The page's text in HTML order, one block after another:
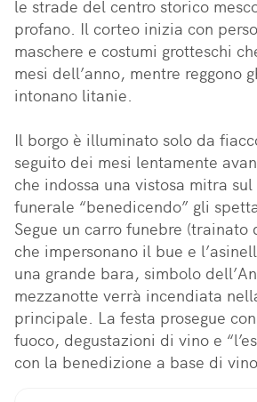
le strade del centro storico
profano. Il corteo inizia con
maschere e costumi grotteschi
mesi dell’anno, mentre reggono
intonano litanie.
Il borgo è illuminato solo da
seguito dei mesi lentamente
che indossa una vistosa mitra
funerale “benedicendo” gli
Segue un carro funebre (trainato
che impersonano il bue e
una grande bara, simbolo
mezzanotte verrà incendiata
principale. La festa prosegue
fuoco, degustazioni di vino e
con la benedizione a base di